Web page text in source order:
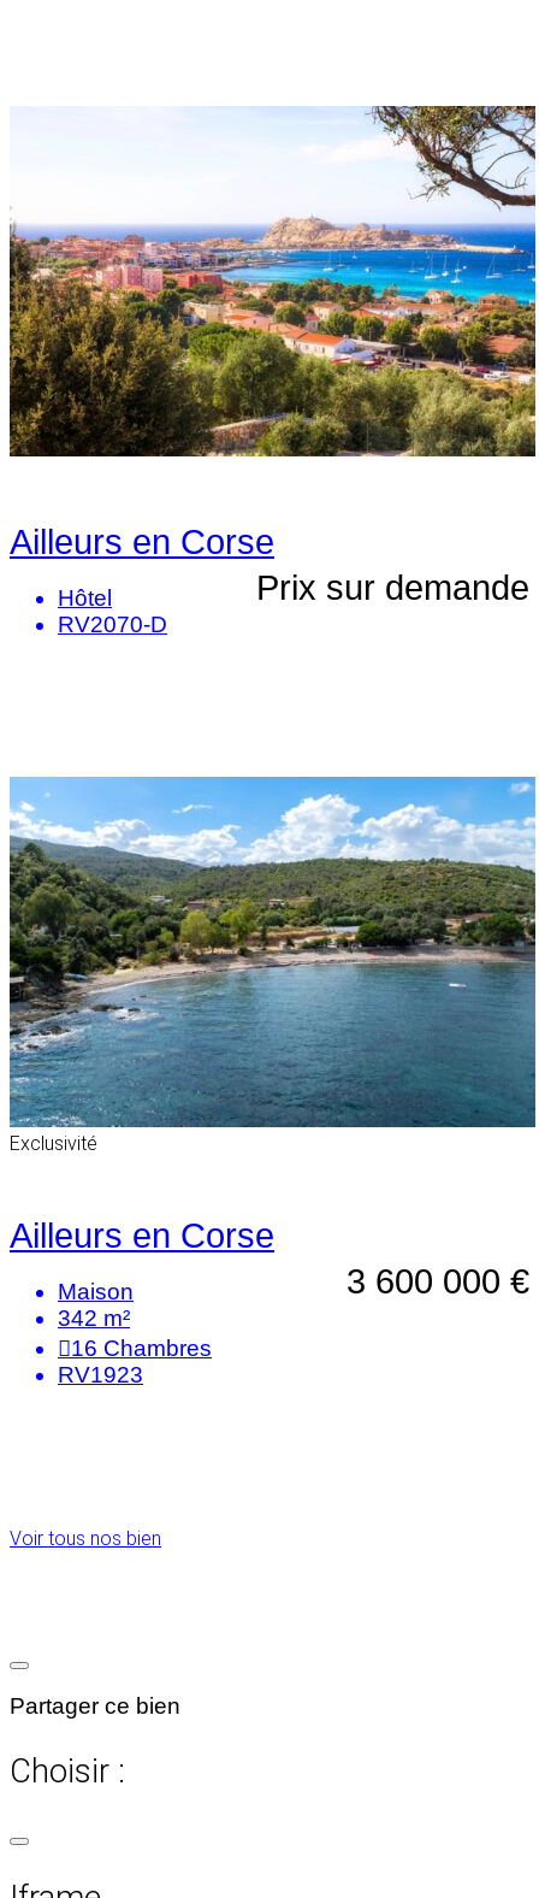
Ailleurs en Corse
Prix sur demande
Hôtel
RV2070-D
Exclusivité
Ailleurs en Corse
3 600 000 €
Maison
342 m²
16 Chambres
RV1923
Voir tous nos bien
Partager ce bien
Choisir :